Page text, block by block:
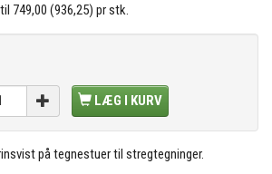
749,00 (936,25) pr stk.
LÆG I KURV
på tegnestuer til stregtegninger.